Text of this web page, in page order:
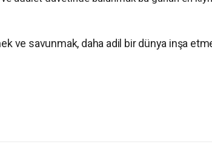
ve savunmak, daha adil bir dünya inşa